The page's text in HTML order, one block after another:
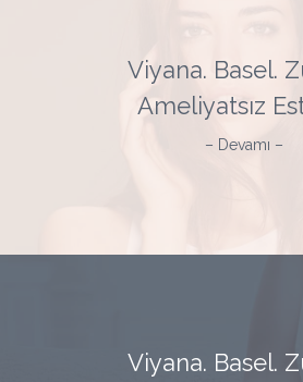
Viyana. Basel.
Ameliyatsız
– Devamı –
Viyana. Basel.